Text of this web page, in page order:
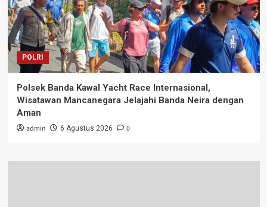
POLRI
Polsek Banda Kawal Yacht Race Internasional,
Wisatawan Mancanegara Jelajahi Banda Neira dengan
Aman
admin 6 Agustus 2026 0